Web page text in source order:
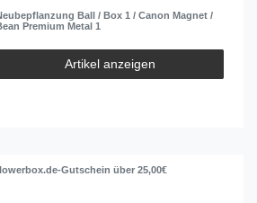
Ball / Box 1 / Canon Magnet /
Premium Metal 1
Artikel anzeigen
Gutschein über 25,00€